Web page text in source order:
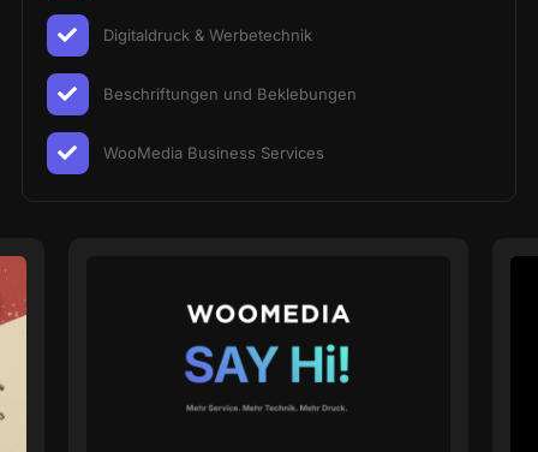
Digitaldruck & Werbetechnik
Beschriftungen und Beklebungen
WooMedia Business Services